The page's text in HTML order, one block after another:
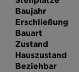
Baujahr
Erschließung
Bauart
Zustand
Hauszustand
Beziehbar